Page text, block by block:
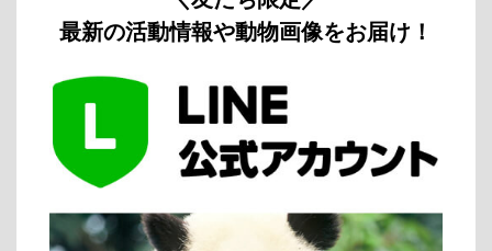
最新の活動情報や動物画像をお届け！